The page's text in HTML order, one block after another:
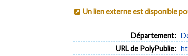
Un lien externe est disponible
Département:
URL de PolyPublie: